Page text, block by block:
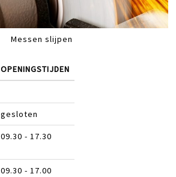
Messen slijpen
OPENINGSTIJDEN
gesloten
09.30 - 17.30
09.30 - 17.00